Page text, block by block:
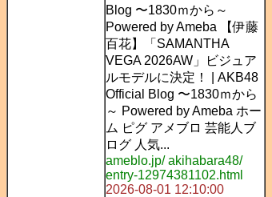
Blog 〜1830ｍから～
Powered by Ameba 【伊藤
百花】「SAMANTHA
VEGA 2026AW」ビジュア
ルモデルに決定！ | AKB48
Official Blog 〜1830ｍから
～ Powered by Ameba ホー
ム ピグ アメブロ 芸能人ブ
ログ 人気...
ameblo.jp/ akihabara48/
entry-12974381102.html
2026-08-01 12:10:00